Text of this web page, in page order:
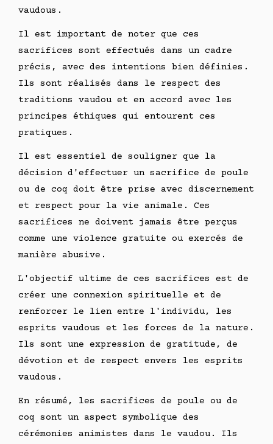
vaudous.
Il est important de noter que ces
sacrifices sont effectués dans un cadre
précis, avec des intentions bien définies.
Ils sont réalisés dans le respect des
traditions vaudou et en accord avec les
principes éthiques qui entourent ces
pratiques.
Il est essentiel de souligner que la
décision d'effectuer un sacrifice de poule
ou de coq doit être prise avec discernement
et respect pour la vie animale. Ces
sacrifices ne doivent jamais être perçus
comme une violence gratuite ou exercés de
manière abusive.
L'objectif ultime de ces sacrifices est de
créer une connexion spirituelle et de
renforcer le lien entre l'individu, les
esprits vaudous et les forces de la nature.
Ils sont une expression de gratitude, de
dévotion et de respect envers les esprits
vaudous.
En résumé, les sacrifices de poule ou de
coq sont un aspect symbolique des
cérémonies animistes dans le vaudou. Ils